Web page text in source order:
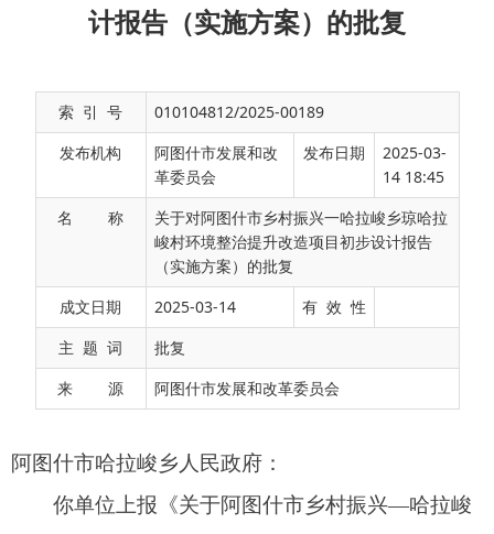
计报告（实施方案）的批复
索 引 号
010104812/2025-00189
发布机构
阿图什市发展和改
革委员会
发布日期
2025-03-
14 18:45
名 称
关于对阿图什市乡村振兴一哈拉峻乡琼哈拉
峻村环境整治提升改造项目初步设计报告
（实施方案）的批复
成文日期
2025-03-14
有 效 性
主 题 词
批复
来 源
阿图什市发展和改革委员会
阿图什市哈拉峻乡人民政府：
你单位上报《关于阿图什市乡村振兴—哈拉峻
乡琼哈拉峻村环境整治提升改造项目初步设计报告
（实施方案）的立项请示》（哈政发[2025]15号）
和阿图什市文化体育广播电视和旅游局《关于对阿
升改造项目的审查意见》初步设计报告（实施方
案）及相关附件均收悉。经我委与江苏省昆山市对